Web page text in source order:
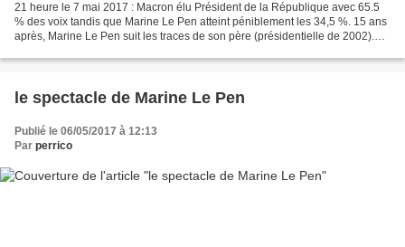
21 heure le 7 mai 2017 : Macron élu Président de la République avec 65.5
% des voix tandis que Marine Le Pen atteint péniblement les 34,5 %. 15 ans
après, Marine Le Pen suit les traces de son père (présidentielle de 2002).
le spectacle de Marine Le Pen
Publié le 06/05/2017 à 12:13
Par perrico